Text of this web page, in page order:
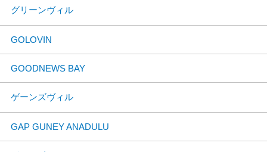
グリーンヴィル
GOLOVIN
GOODNEWS BAY
ゲーンズヴィル
GAP GUNEY ANADULU